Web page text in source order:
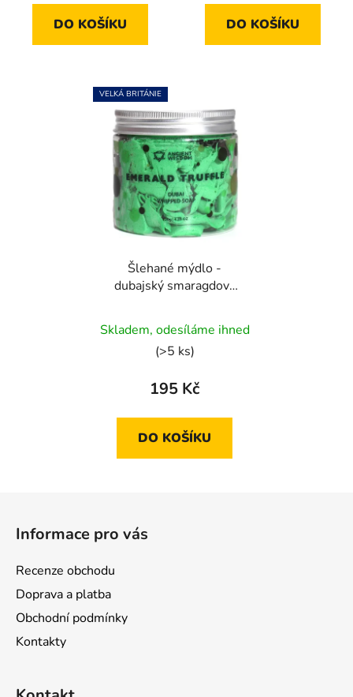
z
5
DO KOŠÍKU
z
5
DO KOŠÍKU
VELKÁ BRITÁNIE
Šlehané mýdlo -
dubajský smaragdový
Skladem, odesíláme ihned
(>5 ks)
195 Kč
DO KOŠÍKU
Informace pro vás
Recenze obchodu
Doprava a platba
Obchodní podmínky
Kontakty